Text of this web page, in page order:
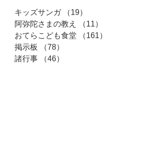
キッズサンガ （19）
阿弥陀さまの教え
（11）
おてらこども食堂
（161）
掲示板
（78）
諸行事
（46）